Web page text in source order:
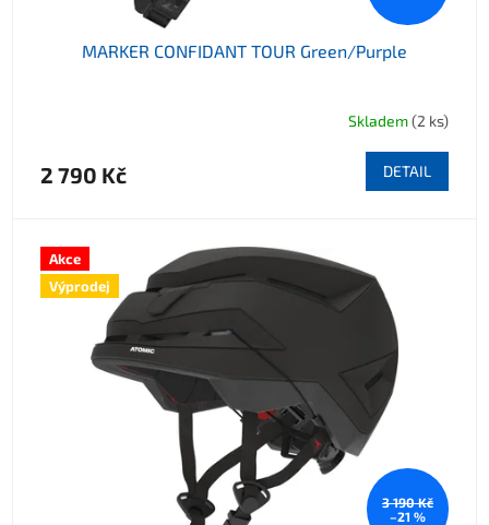
MARKER CONFIDANT TOUR Green/Purple
Skladem(2 ks)
2 790 Kč DETAIL
Akce
Výprodej
3 190 Kč
–21 %